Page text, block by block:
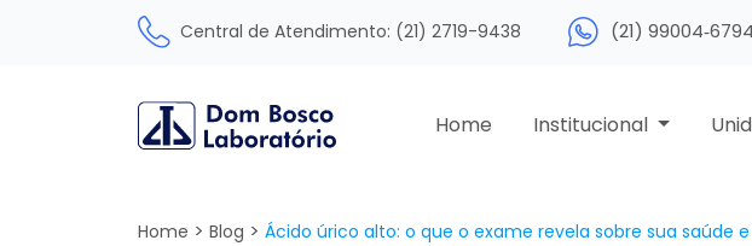
Central de Atendimento: (21) 2719-9438 (21) 99004‑6794‬
Home Institucional
Home > Blog > Ácido úrico alto: o que o exame revela sobre sua saúde